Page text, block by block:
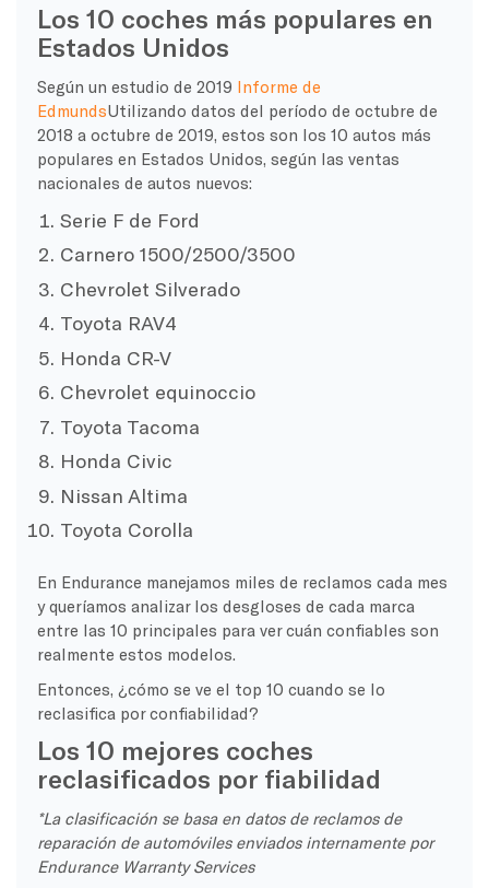
Los 10 coches más populares en
Estados Unidos
Según un estudio de 2019 Informe de
EdmundsUtilizando datos del período de octubre de
2018 a octubre de 2019, estos son los 10 autos más
populares en Estados Unidos, según las ventas
nacionales de autos nuevos:
Serie F de Ford
Carnero 1500/2500/3500
Chevrolet Silverado
Toyota RAV4
Honda CR-V
Chevrolet equinoccio
Toyota Tacoma
Honda Civic
Nissan Altima
Toyota Corolla
En Endurance manejamos miles de reclamos cada mes
y queríamos analizar los desgloses de cada marca
entre las 10 principales para ver cuán confiables son
realmente estos modelos.
Entonces, ¿cómo se ve el top 10 cuando se lo
reclasifica por confiabilidad?
Los 10 mejores coches
reclasificados por fiabilidad
*La clasificación se basa en datos de reclamos de
reparación de automóviles enviados internamente por
Endurance Warranty Services